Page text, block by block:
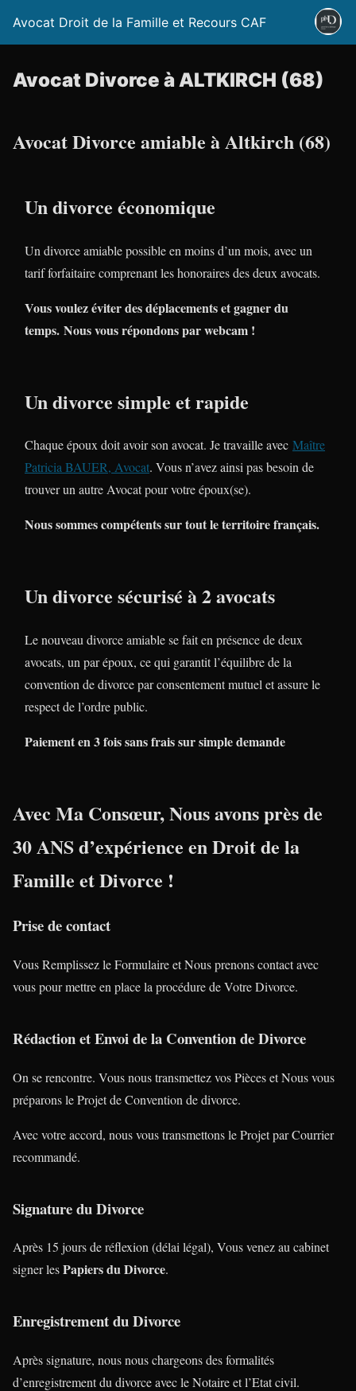
Avocat Droit de la Famille et Recours CAF
Avocat Divorce à ALTKIRCH (68)
Avocat Divorce amiable à Altkirch (68)
Un divorce économique
Un divorce amiable possible en moins d’un mois, avec un
tarif forfaitaire comprenant les honoraires des deux avocats.
Vous voulez éviter des déplacements et gagner du
temps. Nous vous répondons par webcam !
Un divorce simple et rapide
Chaque époux doit avoir son avocat. Je travaille avec Maître
Patricia BAUER, Avocat. Vous n’avez ainsi pas besoin de
trouver un autre Avocat pour votre époux(se).
Nous sommes compétents sur tout le territoire français.
Un divorce sécurisé à 2 avocats
Le nouveau divorce amiable se fait en présence de deux
avocats, un par époux, ce qui garantit l’équilibre de la
convention de divorce par consentement mutuel et assure le
respect de l’ordre public.
Paiement en 3 fois sans frais sur simple demande
Avec Ma Consœur, Nous avons près de
30 ANSd’expérience enDroit de la
Famille etDivorce !
Prise de contact
Vous Remplissez le Formulaire et Nous prenons contact avec
vous pour mettre en place la procédure de Votre Divorce.
Rédaction et Envoi de la Convention de Divorce
On se rencontre. Vous nous transmettez vos Pièces et Nous vous
préparons le Projet de Convention de divorce.
Avec votre accord, nous vous transmettons le Projet par Courrier
recommandé.
Signature du Divorce
Après 15 jours de réflexion (délai légal), Vous venez au cabinet
signer lesPapiers du Divorce.
Enregistrement du Divorce
Après signature, nous nous chargeons des formalités
d’enregistrement du divorce avec le Notaire et l’Etat civil.